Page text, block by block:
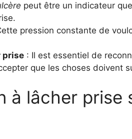
peut être un indicateur
pression constante de
prise : Il est essentiel de
que les choses doivent
à lâcher prise